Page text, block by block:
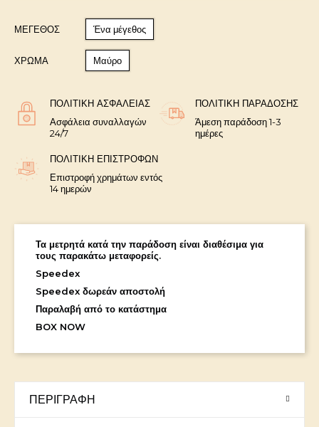
ΜΈΓΕΘΟΣ Ένα μέγεθος
ΧΡΩΜΑ Μαύρο
ΠΟΛΙΤΙΚΉ ΑΣΦΑΛΕΊΑΣ
Ασφάλεια συναλλαγών
24/7
ΠΟΛΙΤΙΚΉ ΠΑΡΆΔΟΣΗΣ
Άμεση παράδοση 1-3
ημέρες
ΠΟΛΙΤΙΚΉ ΕΠΙΣΤΡΟΦΏΝ
Επιστροφή χρημάτων εντός
14 ημερών
Τα μετρητά κατά την παράδοση είναι διαθέσιμα για
τους παρακάτω μεταφορείς.
Speedex
Speedex δωρεάν αποστολή
Παραλαβή από το κατάστημα
BOX NOW
ΠΕΡΙΓΡΑΦΉ